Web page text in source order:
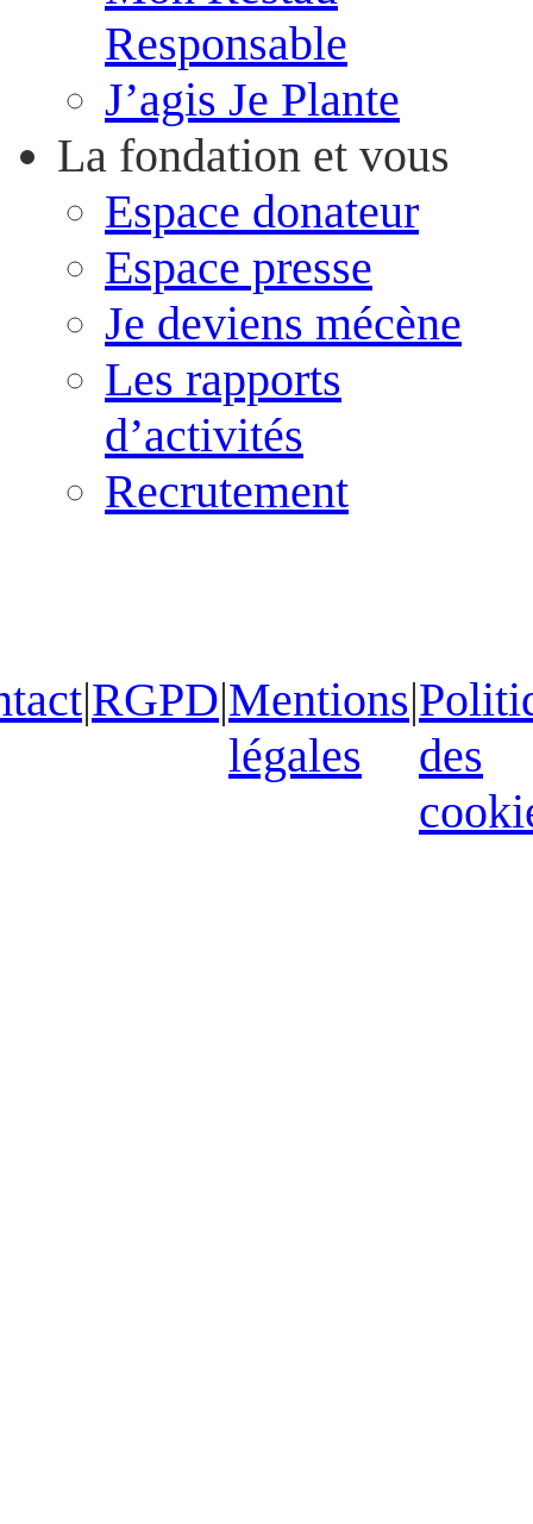
Responsable
J’agis Je Plante
La fondation et vous
Espace donateur
Espace presse
Je deviens mécène
Les rapports
d’activités
Recrutement
|RGPD|Mentions
légales
|
des